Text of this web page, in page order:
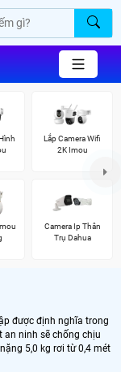
Lắp Camera Wifi
2K Imou
Camera Ip Thân
Trụ Dahua
được định nghĩa trong
an ninh sẽ chống chịu
5,0 kg rơi từ 0,4 mét